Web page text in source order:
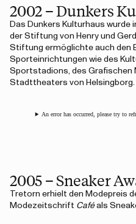
2002 – Dunkers
Das Dunkers Kulturhaus wurde
der Stiftung von Henry und
Stiftung ermöglichte auch den
Sporteinrichtungen wie des
Sportstadions, des Grafischen
Stadttheaters von Helsingborg.
An error has occurred, please try to
2005 – Sneaker
Tretorn erhielt den Modepreis
Modezeitschrift Caféals